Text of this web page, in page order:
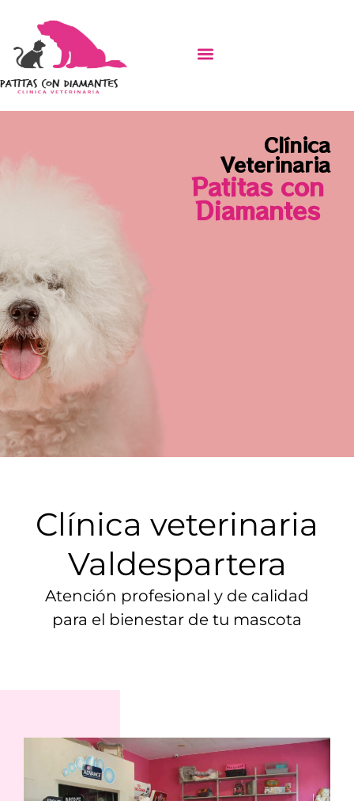
Clínica
Veterinaria
Patitas con
Diamantes
Clínica veterinaria
Valdespartera
Atención profesional y de calidad
para el bienestar de tu mascota